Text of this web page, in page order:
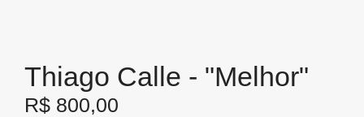
Thiago Calle - "Melhor"
R$ 800,00